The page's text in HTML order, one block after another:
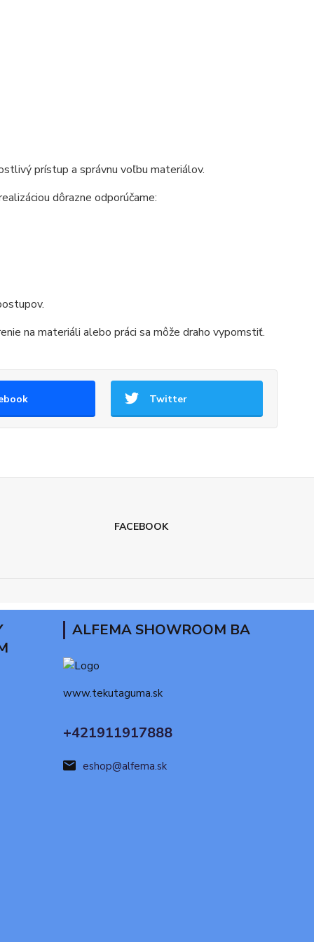
prístup a správnu voľbu materiálov.
dôrazne odporúčame:
na materiáli alebo práci sa môže draho vypomstiť.
Twitter
FACEBOOK
ALFEMA SHOWROOM BA
www.tekutaguma.sk
+421911917888
eshop@alfema.sk